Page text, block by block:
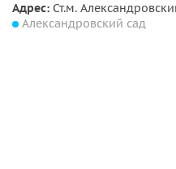
заступниках земли
Адрес: Ст.м.
Александровский сад